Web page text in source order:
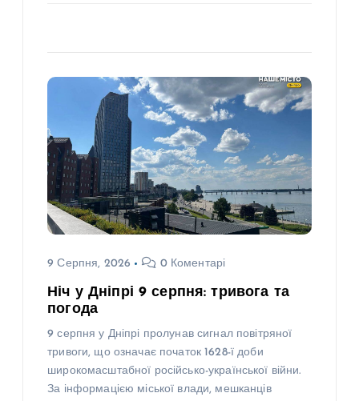
9 Серпня, 2026 0 Коментарі
Ніч у Дніпрі 9 серпня: тривога та
погода
9 серпня у Дніпрі пролунав сигнал повітряної
тривоги, що означає початок 1628-ї доби
широкомасштабної російсько-української війни.
За інформацією міської влади, мешканців